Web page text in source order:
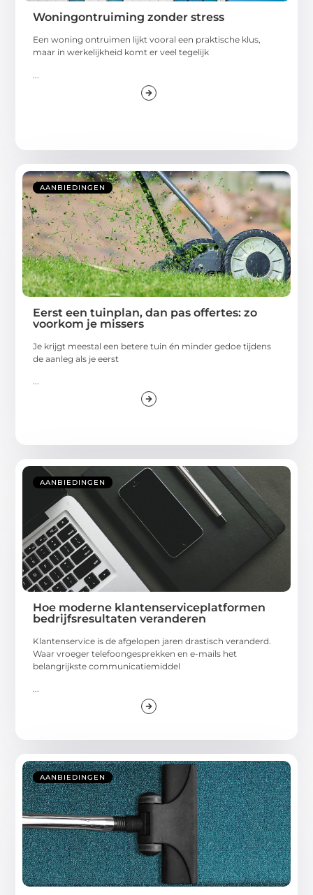
Woningontruiming zonder stress
Een woning ontruimen lijkt vooral een praktische klus,
maar in werkelijkheid komt er veel tegelijk
AANBIEDINGEN
Eerst een tuinplan, dan pas offertes: zo
voorkom je missers
Je krijgt meestal een betere tuin én minder gedoe tijdens
de aanleg als je eerst
AANBIEDINGEN
Hoe moderne klantenserviceplatformen
bedrijfsresultaten veranderen
Klantenservice is de afgelopen jaren drastisch veranderd.
Waar vroeger telefoongesprekken en e-mails het
belangrijkste communicatiemiddel
...
AANBIEDINGEN